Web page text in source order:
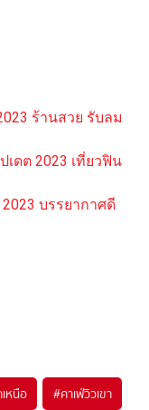
ร้านสวย รับลม
ดต 2023 เที่ยวฟิน
บรรยากาศดี
หนือ #คาเฟ่วิวเขา